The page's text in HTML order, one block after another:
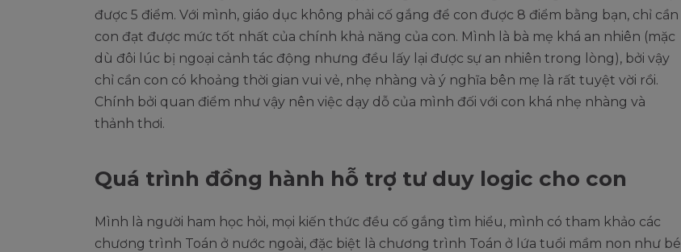
được 5 điểm. Với mình, giáo dục không phải cố gắng để con được 8 điểm bằng bạn, chỉ cần
con đạt được mức tốt nhất của chính khả năng của con. Mình là bà mẹ khá an nhiên (mặc
dù đôi lúc bị ngoại cảnh tác động nhưng đều lấy lại được sự an nhiên trong lòng), bởi vậy
chỉ cần con có khoảng thời gian vui vẻ, nhẹ nhàng và ý nghĩa bên mẹ là rất tuyệt vời rồi.
Chính bởi quan điểm như vậy nên việc dạy dỗ của mình đối với con khá nhẹ nhàng và
thảnh thơi.
Quá trình đồng hành hỗ trợ tư duy logic cho con
Mình là người ham học hỏi, mọi kiến thức đều cố gắng tìm hiểu, mình có tham khảo các
chương trình Toán ở nước ngoài, đặc biệt là chương trình Toán ở lứa tuổi mầm non như bé